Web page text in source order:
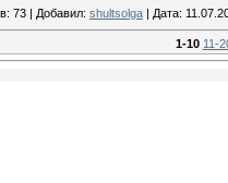
73 Добавил: shultsolga Дата:
1-10 11-